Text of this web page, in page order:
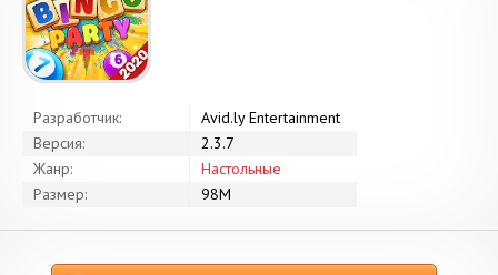
Разработчик:
Avid.ly Entertainment
Версия:
2.3.7
Жанр:
Настольные
Размер:
98M